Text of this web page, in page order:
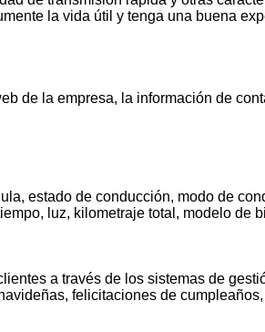
la vida útil y tenga una buena
de la empresa, la información de
estado de conducción, modo de
luz, kilometraje total, modelo de
a través de los sistemas de
felicitaciones de